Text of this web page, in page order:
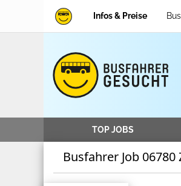
Infos & Preise
TOP JOBS
Busfahrer Job 06780